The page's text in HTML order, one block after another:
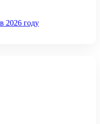
2026 году